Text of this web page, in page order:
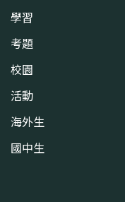
學習
考題
校園
活動
海外生
國中生